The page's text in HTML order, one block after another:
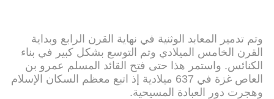
وتم تدمير المعابد الوثنية في نهاية القرن الرابع وبداية
القرن الخامس الميلادي وتم التوسع بشكل كبير في بناء
الكنائس. واستمر هذا حتى فتح القائد المسلم عمرو بن
العاص غزة في 637 ميلادية إذ اتبع معظم السكان الإسلام
وهجرت دور العبادة المسيحية.